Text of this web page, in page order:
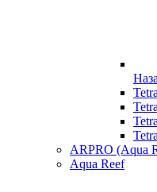
ARPRO (Aqua
Aqua Reef